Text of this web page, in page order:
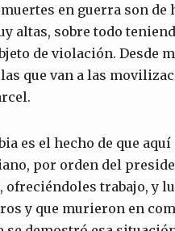
en guerra son
altas, sobre todo
de violación. Desde
que van a las
es el hecho de que
por orden del
trabajo, y
y que murieron en